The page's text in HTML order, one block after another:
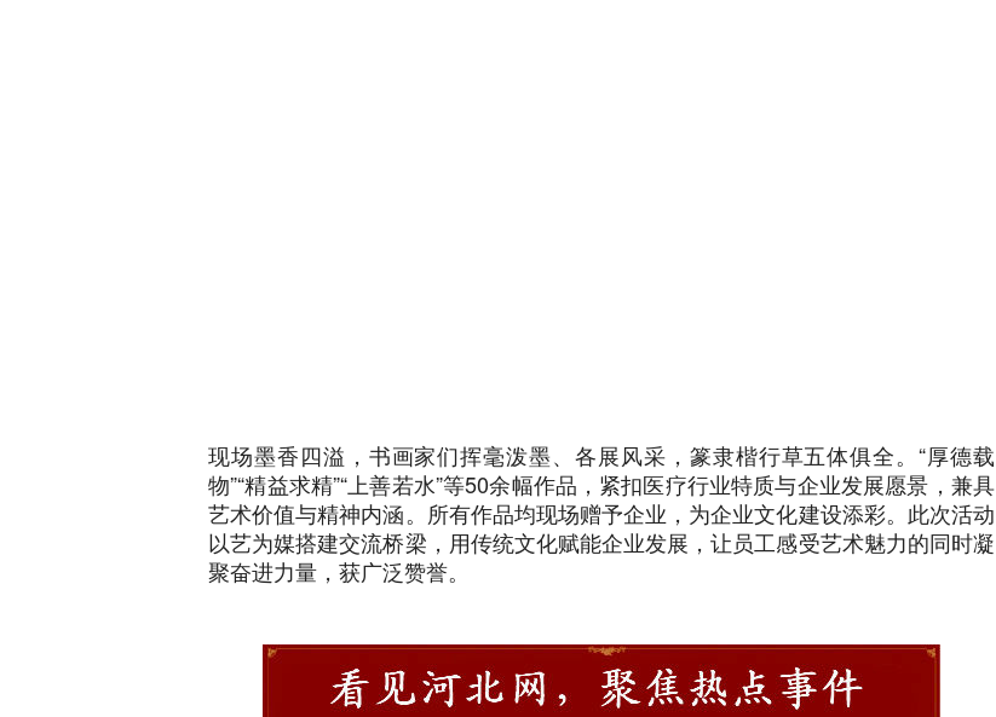
现场墨香四溢，书画家们挥毫泼墨、各展风采，篆隶楷行草五体俱全。“厚德载
物”“精益求精”“上善若水”等50余幅作品，紧扣医疗行业特质与企业发展愿景，兼具
艺术价值与精神内涵。所有作品均现场赠予企业，为企业文化建设添彩。此次活动
以艺为媒搭建交流桥梁，用传统文化赋能企业发展，让员工感受艺术魅力的同时凝
聚奋进力量，获广泛赞誉。